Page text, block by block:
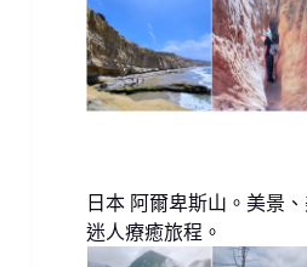
日本 阿爾卑斯山。美景
迷人療癒旅程。